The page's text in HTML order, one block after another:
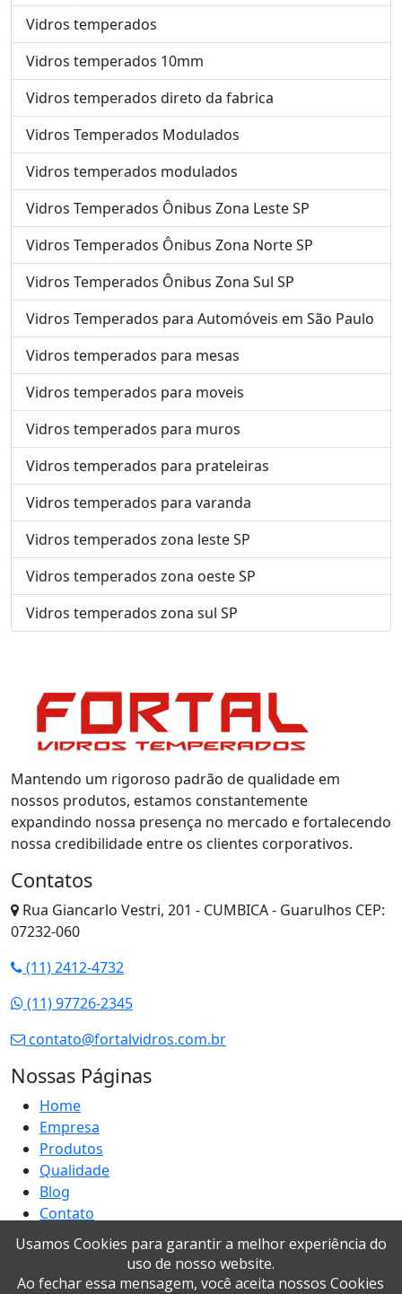
Vidros temperados
Vidros temperados 10mm
Vidros temperados direto da fabrica
Vidros Temperados Modulados
Vidros temperados modulados
Vidros Temperados Ônibus Zona Leste SP
Vidros Temperados Ônibus Zona Norte SP
Vidros Temperados Ônibus Zona Sul SP
Vidros Temperados para Automóveis em São Paulo
Vidros temperados para mesas
Vidros temperados para moveis
Vidros temperados para muros
Vidros temperados para prateleiras
Vidros temperados para varanda
Vidros temperados zona leste SP
Vidros temperados zona oeste SP
Vidros temperados zona sul SP
Mantendo um rigoroso padrão de qualidade em
nossos produtos, estamos constantemente
expandindo nossa presença no mercado e fortalecendo
nossa credibilidade entre os clientes corporativos.
Contatos
Rua Giancarlo Vestri, 201 - CUMBICA - Guarulhos CEP:
07232-060
(11) 2412-4732
(11) 97726-2345
contato@fortalvidros.com.br
Nossas Páginas
Home
Empresa
Produtos
Qualidade
Blog
Contato
Mapa do site
Usamos Cookies para garantir a melhor experiência do
uso de nosso website.
Ao fechar essa mensagem, você aceita nossos Cookies